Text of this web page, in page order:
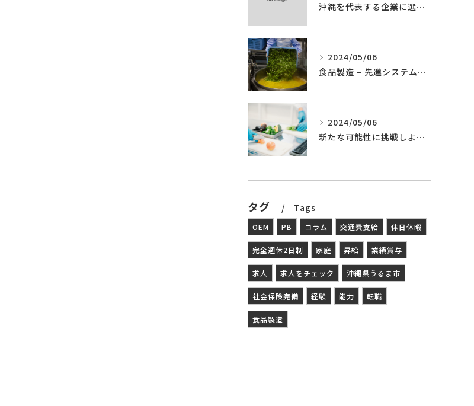
沖縄を代表する企業に選ばれました。
2024/05/06
食品製造 – 先進システムの導入
2024/05/06
新たな可能性に挑戦しよう – 食品製造の世界へ
タグ Tags
OEM PB コラム 交通費支給 休日休暇
完全週休2日制 家庭 昇給 業績賞与
求人 求人をチェック 沖縄県うるま市
社会保険完備 経験 能力 転職
食品製造